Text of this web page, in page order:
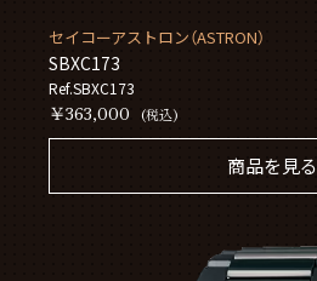
セイコーアストロン（ASTRON）
SBXC173
Ref.SBXC173
￥363,000 (税込)
商品を見る